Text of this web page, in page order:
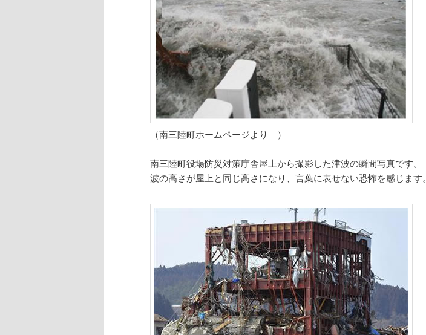
（南三陸町ホームページより ）
南三陸町役場防災対策庁舎屋上から撮影した津波の瞬間写真です。
波の高さが屋上と同じ高さになり、言葉に表せない恐怖を感じます。